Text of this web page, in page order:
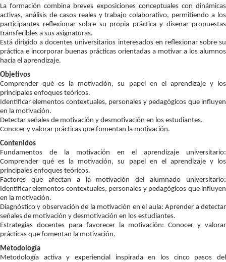
La formación combina breves exposiciones conceptuales con dinámicas
activas, análisis de casos reales y trabajo colaborativo, permitiendo a los
participantes reflexionar sobre su propia práctica y diseñar propuestas
transferibles a sus asignaturas.
Está dirigido a docentes universitarios interesados en reflexionar sobre su
práctica e incorporar buenas prácticas orientadas a motivar a los alumnos
hacia el aprendizaje.
Objetivos
Comprender qué es la motivación, su papel en el aprendizaje y los
principales enfoques teóricos.
Identificar elementos contextuales, personales y pedagógicos que influyen
en la motivación.
Detectar señales de motivación y desmotivación en los estudiantes.
Conocer y valorar prácticas que fomentan la motivación.
Contenidos
Fundamentos de la motivación en el aprendizaje universitario:
Comprender qué es la motivación, su papel en el aprendizaje y los
principales enfoques teóricos.
Factores que afectan a la motivación del alumnado universitario:
Identificar elementos contextuales, personales y pedagógicos que influyen
en la motivación.
Diagnóstico y observación de la motivación en el aula: Aprender a detectar
señales de motivación y desmotivación en los estudiantes.
Estrategias docentes para favorecer la motivación: Conocer y valorar
prácticas que fomentan la motivación.
Metodología
Metodología activa y experiencial inspirada en los cinco pasos del